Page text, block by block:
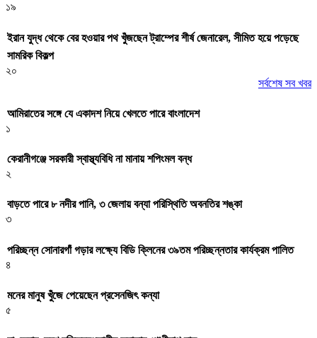
১৯
ইরান যুদ্ধ থেকে বের হওয়ার পথ খুঁজছেন ট্রাম্পের শীর্ষ জেনারেল, সীমিত হয়ে পড়েছে
সামরিক বিকল্প
২০
সর্বশেষ সব খবর
আমিরাতের সঙ্গে যে একাদশ নিয়ে খেলতে পারে বাংলাদেশ
১
কেরানীগঞ্জে সরকারী স্বাস্থ্যবিধি না মানায় শপিংমল বন্ধ
২
বাড়তে পারে ৮ নদীর পানি, ৩ জেলায় বন্যা পরিস্থিতি অবনতির শঙ্কা
৩
পরিচ্ছন্ন সোনারগাঁ গড়ার লক্ষ্যে বিডি ক্লিনের ৩৯তম পরিচ্ছন্নতার কার্যক্রম পালিত
৪
মনের মানুষ খুঁজে পেয়েছেন প্রসেনজিৎ কন্যা
৫